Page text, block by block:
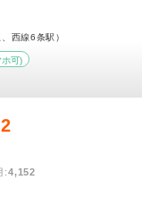
西線6条駅）
ホ可)
:4,152